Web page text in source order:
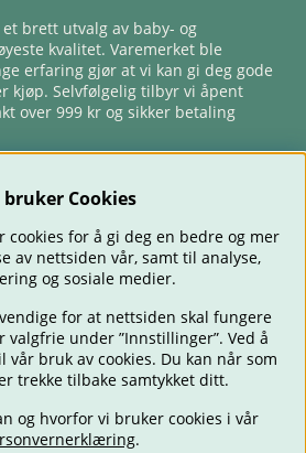
brett utvalg av baby- og
kvalitet. Varemerket ble
erfaring gjør at vi kan gi deg gode
kjøp. Selvfølgelig tilbyr vi åpent
over 999 kr og sikker betaling
BABY SPISE & MATE
REISE
LEKER TILBUD
OUTLET
GAVETIPS
bruker Cookies
cookies for å gi deg en bedre og mer
av nettsiden vår, samt til analyse,
og sosiale medier.
for at nettsiden skal fungere
valgfrie under ”Innstillinger”. Ved å
vår bruk av cookies. Du kan når som
trekke tilbake samtykket ditt.
og hvorfor vi bruker cookies i vår
.